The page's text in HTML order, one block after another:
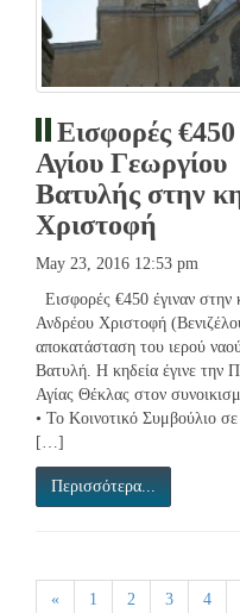
Εισφορές
Αγίου Γεωργίου
Βατυλής στην
Χριστοφή
May 23, 2016 12:53 pm
Εισφορές €450 έγιναν
Ανδρέου Χριστοφή
αποκατάσταση του ιερού
Βατυλή. Η κηδεία έγινε την
Αγίας Θέκλας στον
• Το Κοινοτικό Συμβούλιο
[…]
Περισσότερα...
« 1 2 3 4